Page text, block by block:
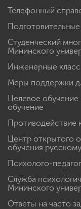
Телефонный
Студенческий
Мининского
Инженерные
Меры поддержки
Целевое обучение
обучение
Противодействие
Центр открытого
обучения
Психолого-
Служба
Мининского
Ответы на часто